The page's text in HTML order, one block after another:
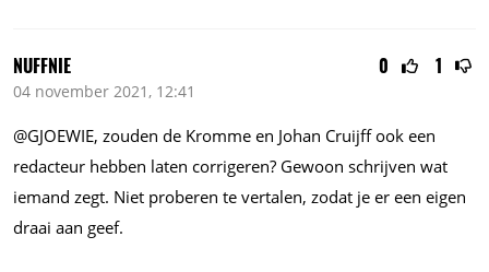
0 1
NUFFNIE
04 november 2021, 12:41
@GJOEWIE, zouden de Kromme en Johan Cruijff ook een
redacteur hebben laten corrigeren? Gewoon schrijven wat
iemand zegt. Niet proberen te vertalen, zodat je er een eigen
draai aan geef.